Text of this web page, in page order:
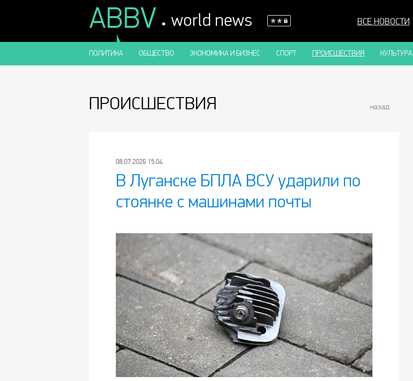
ABBV . world news ВСЕ НОВОСТИ
ПОЛИТИКА ОБЩЕСТВО ЭКОНОМИКА И БИЗНЕС СПОРТ ПРОИСШЕСТВИЯ КУЛЬТУРА
ПРОИСШЕСТВИЯ назад
08.07.2026 15:04
В Луганске БПЛА ВСУ ударили по
стоянке с машинами почты